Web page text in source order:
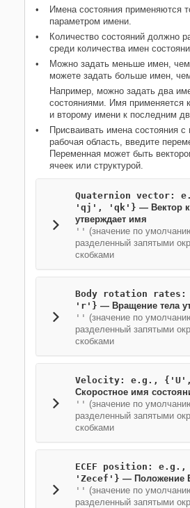
Имена состояния применяются
параметром имени.
Количество состояний должно
среди количества имен
Можно задать меньше имен,
можете задать больше имен,
Например, можно задать два
состояниями. Имя применяется
и второму имени к последним
Присваивать имена состояния
рабочая область, введите
Переменная может быть
ячеек или структурой.
Quaternion
'qj', 'qk'} — Вектор
утверждает имя
'' (значение по
разделенный запятыми
скобками
Body rotation
'r'} — Вращение тела
'' (значение по
разделенный запятыми
скобками
Velocity: e.g.,
Скоростное имя
'' (значение по
разделенный запятыми
скобками
ECEF position:
'Zecef'} — Положение
'' (значение по
разделенный запятыми